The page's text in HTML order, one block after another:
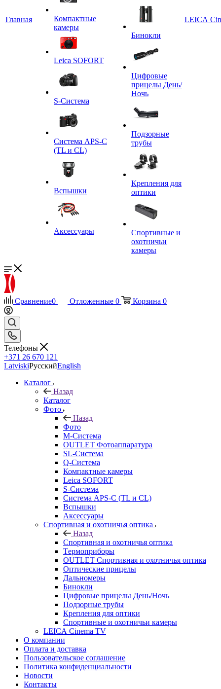
Главная
Компактные
камеры
Leica SOFORT
S-Система
Система APS-C
(TL и CL)
Вспышки
Аксессуары
Бинокли
Цифровые
прицелы День/
Ночь
Подзорные
трубы
Крепления для
оптики
Спортивные и
охотничьи
камеры
LEICA
Сравнение0 Отложенные 0 Корзина 0
Телефоны
+371 26 670 121
LatviskiРусскийEnglish
Каталог
Назад
Каталог
Фото
Назад
Фото
M-Система
OUTLET Фотоаппаратура
SL-Система
Q-Cистема
Компактные камеры
Leica SOFORT
S-Система
Система APS-C (TL и CL)
Вспышки
Аксессуары
Спортивная и охотничья оптика
Назад
Спортивная и охотничья оптика
Tермоприборы
OUTLET Спортивная и охотничья оптика
Оптические прицелы
Дальномеры
Бинокли
Цифровые прицелы День/Ночь
Подзорные трубы
Крепления для оптики
Спортивные и охотничьи камеры
LEICA Cinema TV
О компании
Оплата и доставка
Пользовательское соглашение
Политика конфиденциальности
Новости
Контакты